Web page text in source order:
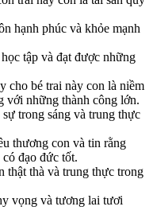
hạnh phúc và khỏe mạnh
tập và đạt được những
cho bé trai này con là niềm
với những thành công lớn.
trong sáng và trung thực
thương con và tin rằng
đạo đức tốt.
thật thà và trung thực trong
vọng và tương lai tươi